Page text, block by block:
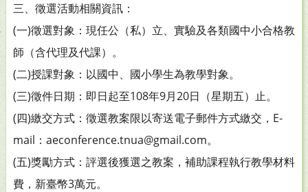
三、徵選活動相關資訊：
(一)徵選對象：現任公（私）立、實驗及各類國中小合格教
師（含代理及代課）。
(二)授課對象：以國中、國小學生為教學對象。
(三)徵件日期：即日起至108年9月20日（星期五）止。
(四)繳交方式：徵選教案限以寄送電子郵件方式繳交，E-
mail：aeconference.tnua@gmail.com。
(五)獎勵方式：評選後獲選之教案，補助課程執行教學材料
費，新臺幣3萬元。